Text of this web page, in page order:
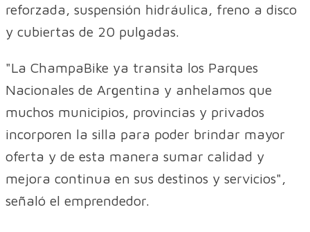
reforzada, suspensión hidráulica, freno a disco
y cubiertas de 20 pulgadas.
"La ChampaBike ya transita los Parques
Nacionales de Argentina y anhelamos que
muchos municipios, provincias y privados
incorporen la silla para poder brindar mayor
oferta y de esta manera sumar calidad y
mejora continua en sus destinos y servicios",
señaló el emprendedor.